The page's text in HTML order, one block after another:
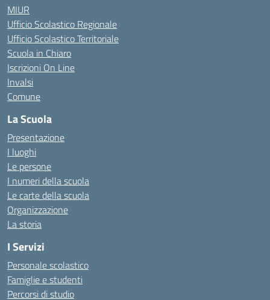
MIUR
Ufficio Scolastico Regionale
Ufficio Scolastico Territoriale
Scuola in Chiaro
Iscrizioni On Line
Invalsi
Comune
La Scuola
Presentazione
I luoghi
Le persone
I numeri della scuola
Le carte della scuola
Organizzazione
La storia
I Servizi
Personale scolastico
Famiglie e studenti
Percorsi di studio